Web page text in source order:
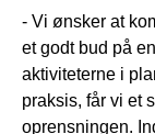
- Vi ønsker at
et godt bud på
aktiviteterne i
praksis, får vi et
oprensningen.